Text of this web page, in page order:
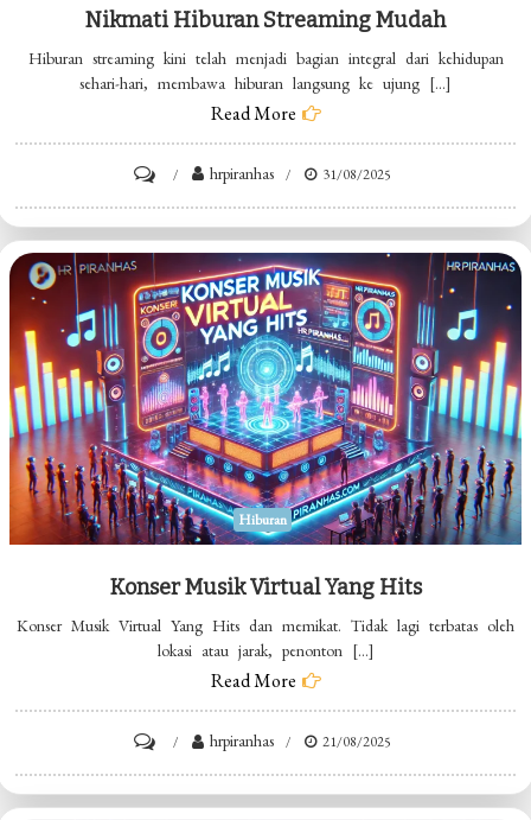
Nikmati Hiburan Streaming Mudah
Hiburan streaming kini telah menjadi bagian integral dari kehidupan
sehari-hari, membawa hiburan langsung ke ujung […]
Read More
Nikmati
Hiburan
Streaming
Mudah
hrpiranhas 31/08/2025
Hiburan
Konser Musik Virtual Yang Hits
Konser Musik Virtual Yang Hits dan memikat. Tidak lagi terbatas oleh
lokasi atau jarak, penonton […]
Read More
Konser
Musik
hrpiranhas 21/08/2025